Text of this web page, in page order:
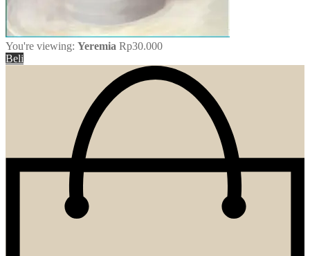
You're viewing: Yeremia Rp30.000
Beli